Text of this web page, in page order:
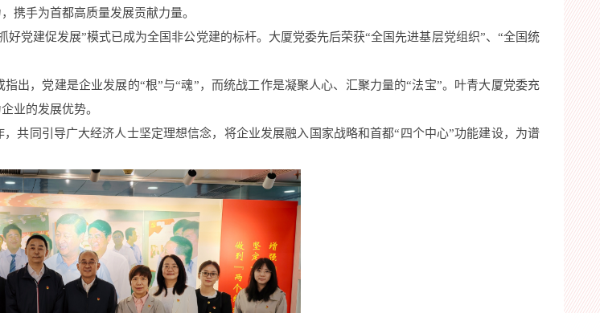
携手为首都高质量发展贡献力量。
党建促发展”模式已成为全国非公党建的标杆。大厦党委先后荣获“全国先进基层党组织”、“全国统
出，党建是企业发展的“根”与“魂”，而统战工作是凝聚人心、汇聚力量的“法宝”。叶青大厦党委充
业的发展优势。
共同引导广大经济人士坚定理想信念，将企业发展融入国家战略和首都“四个中心”功能建设，为谱